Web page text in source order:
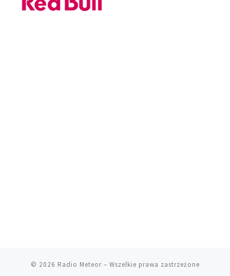
© 2026 Radio Meteor– Wszelkie prawa zastrzeżone